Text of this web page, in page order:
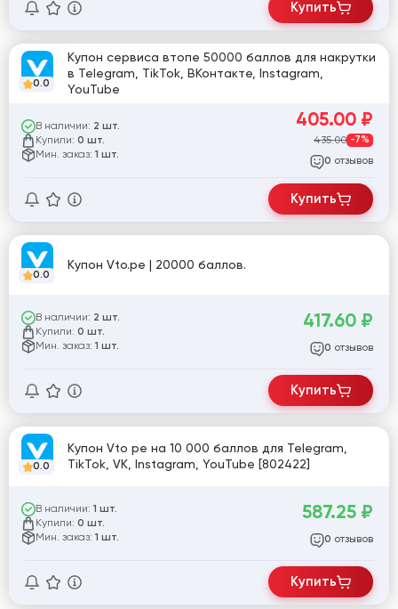
Купить
0.0
Купон сервиса втопе 50000 баллов для накрутки
в Telegram, TikTok, ВКонтакте, Instagram,
YouTube
В наличии: 2 шт.
Купили: 0 шт.
Мин. заказ: 1 шт.
405.00 ₽
435.00 -7%
0 отзывов
Купить
0.0
Купон Vto.pe | 20000 баллов.
В наличии: 2 шт.
Купили: 0 шт.
Мин. заказ: 1 шт.
417.60 ₽
0 отзывов
Купить
0.0
Купон Vto pe на 10 000 баллов для Telegram,
TikTok, VK, Instagram, YouTube [802422]
В наличии: 1 шт.
Купили: 0 шт.
Мин. заказ: 1 шт.
587.25 ₽
0 отзывов
Купить